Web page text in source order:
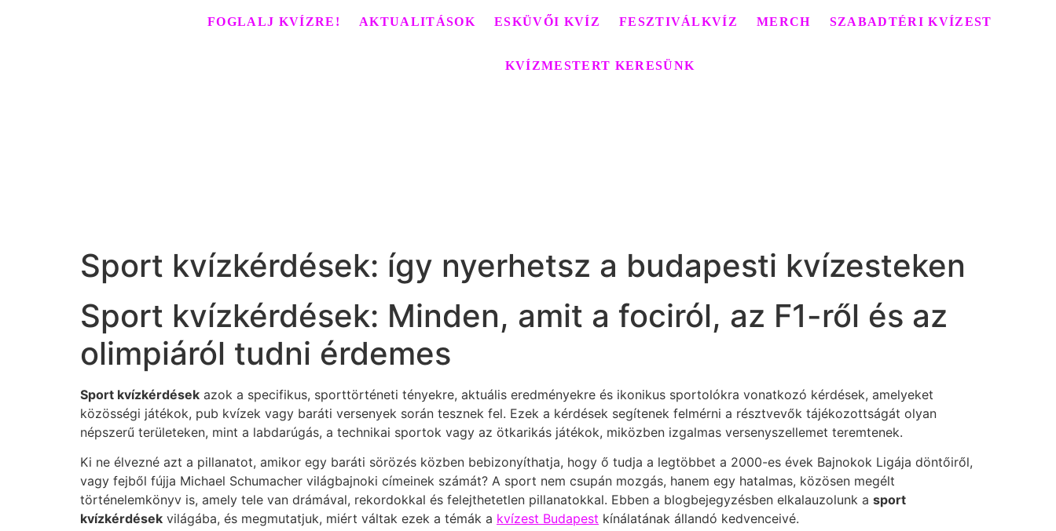
FOGLALJ KVÍZRE! AKTUALITÁSOK ESKÜVŐI KVÍZ FESZTIVÁLKVÍZ MERCH SZABADTÉRI KVÍZEST
KVÍZMESTERT KERESÜNK
Sport kvízkérdések: így nyerhetsz a budapesti kvízesteken
Sport kvízkérdések: Minden, amit a fociról, az F1-ről és az
olimpiáról tudni érdemes
Sport kvízkérdések azok a specifikus, sporttörténeti tényekre, aktuális eredményekre és ikonikus sportolókra vonatkozó kérdések, amelyeket
közösségi játékok, pub kvízek vagy baráti versenyek során tesznek fel. Ezek a kérdések segítenek felmérni a résztvevők tájékozottságát olyan
népszerű területeken, mint a labdarúgás, a technikai sportok vagy az ötkarikás játékok, miközben izgalmas versenyszellemet teremtenek.
Ki ne élvezné azt a pillanatot, amikor egy baráti sörözés közben bebizonyíthatja, hogy ő tudja a legtöbbet a 2000-es évek Bajnokok Ligája döntőiről,
vagy fejből fújja Michael Schumacher világbajnoki címeinek számát? A sport nem csupán mozgás, hanem egy hatalmas, közösen megélt
történelemkönyv is, amely tele van drámával, rekordokkal és felejthetetlen pillanatokkal. Ebben a blogbejegyzésben elkalauzolunk a sport
kvízkérdések világába, és megmutatjuk, miért váltak ezek a témák a kvízest Budapest kínálatának állandó kedvenceivé.